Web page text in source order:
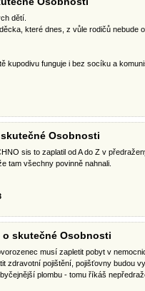
dětí.
které dnes, z vůle rodičů nebude
kupodivu funguje i bez socíku a
skutečné Osobnosti
sis to zaplatil od A do Z v
tam všechny povinně nahnali.
o skutečné Osobnosti
musí zapletit pobyt v
zdravotní pojištění, pojišťovny budou
plombu - tomu říkáš